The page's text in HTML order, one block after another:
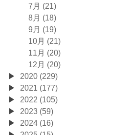
7月 (21)
8月 (18)
9月 (19)
10月 (21)
11月 (20)
12月 (20)
2020 (229)
2021 (177)
2022 (105)
2023 (59)
2024 (16)